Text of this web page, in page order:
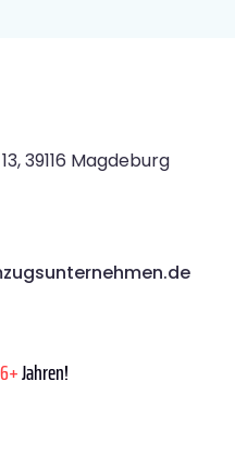
39116 Magdeburg
Jahren!